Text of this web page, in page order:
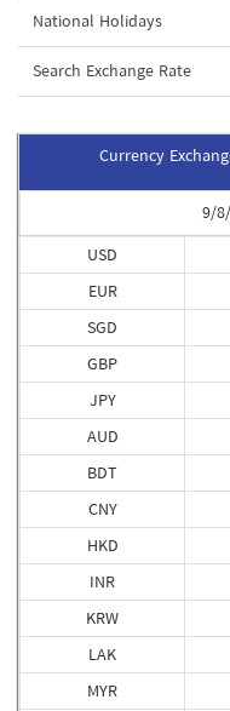
National Holidays
Search Exchange Rate
Currency
9/
USD
EUR
SGD
GBP
JPY
AUD
BDT
CNY
HKD
INR
KRW
LAK
MYR